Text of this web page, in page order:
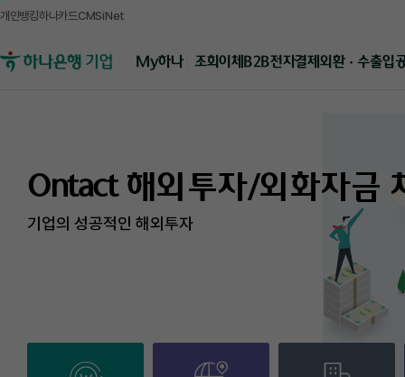
개인뱅킹하나카드CMSiNet
하나은행 기업뱅킹 My하나 조회이체B2B전자결제외환 · 수출입
Ontact 해외투자/외화자금
기업의 성공적인 해외투자